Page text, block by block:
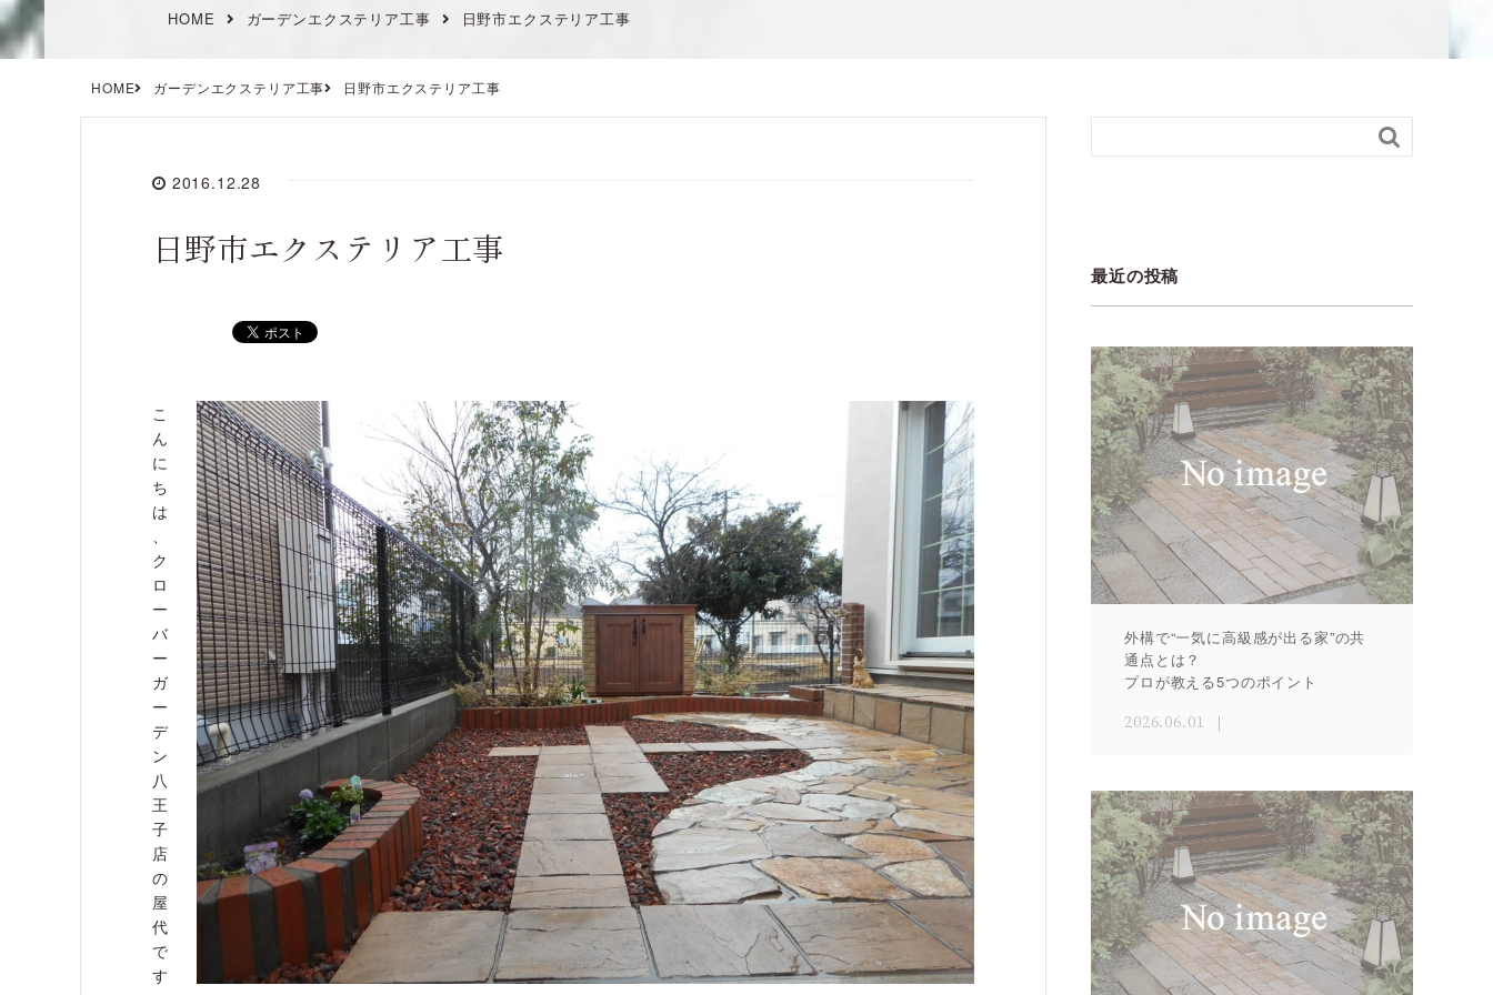
HOME ガーデンエクステリア工事 日野市エクステリア工事
HOME ガーデンエクステリア工事 日野市エクステリア工事
2016.12.28
日野市エクステリア工事
こ
ん
に
ち
は
、
ク
ロ
ー
バ
ー
ガ
ー
デ
ン
八
王
子
店
の
屋
代
で
す

最近の投稿
外構で“一気に高級感が出る家”の共
通点とは？
プロが教える5つのポイント
2026.06.01